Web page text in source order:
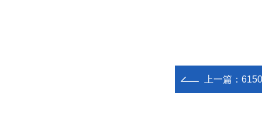
上一篇：